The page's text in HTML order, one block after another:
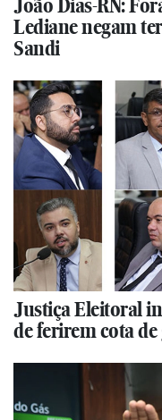
João Dias-RN:
Lediane negam
Sandi
Justiça Eleitoral
de ferirem cota